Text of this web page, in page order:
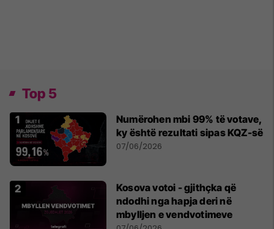
Top 5
Numërohen mbi 99% të votave,
ky është rezultati sipas KQZ-së
07/06/2026
Kosova votoi - gjithçka që
ndodhi nga hapja deri në
mbylljen e vendvotimeve